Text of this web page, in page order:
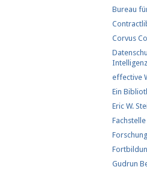
Bureau
Corvus
effective
Ein
Eric W.
Gudrun